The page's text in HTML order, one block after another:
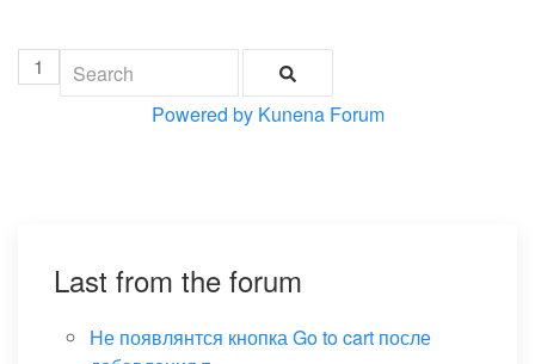
1
Powered by Kunena Forum
Last from the forum
Не появлянтся кнопка Go to cart после